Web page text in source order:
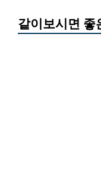
같이보시면 좋